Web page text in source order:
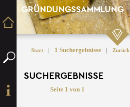
GRÜNDUNGSSAMMLUNG
Start | 1 Suchergebnisse | Zurück
SUCHERGEBNISSE
Seite 1 von 1